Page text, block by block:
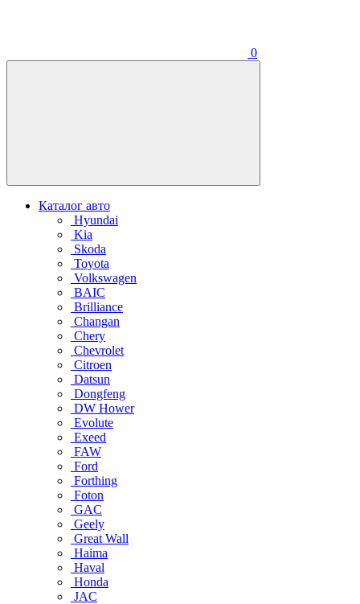
0
Каталог авто
Hyundai
Kia
Skoda
Toyota
Volkswagen
BAIC
Brilliance
Changan
Chery
Chevrolet
Citroen
Datsun
Dongfeng
DW Hower
Evolute
Exeed
FAW
Ford
Forthing
Foton
GAC
Geely
Great Wall
Haima
Haval
Honda
JAC